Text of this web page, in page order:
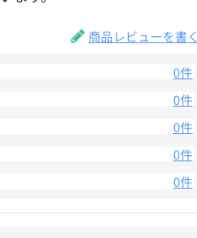
商品レビューを書く
0件
0件
0件
0件
0件